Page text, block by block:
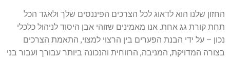
החזון שלנו הוא לדאוג לכל הצרכים הפיננסים שלך ולאגד הכל
תחת קורת גג אחת. אנו מאמינים שזוהי אבן היסוד לניהול כלכלי
נכון – על ידי הבנת הפערים בין הרצוי למצוי, התאמת הצרכים
בצורה המדויקת, המניבה, הרווחית והנכונה ביותר עבורך ועבור בני